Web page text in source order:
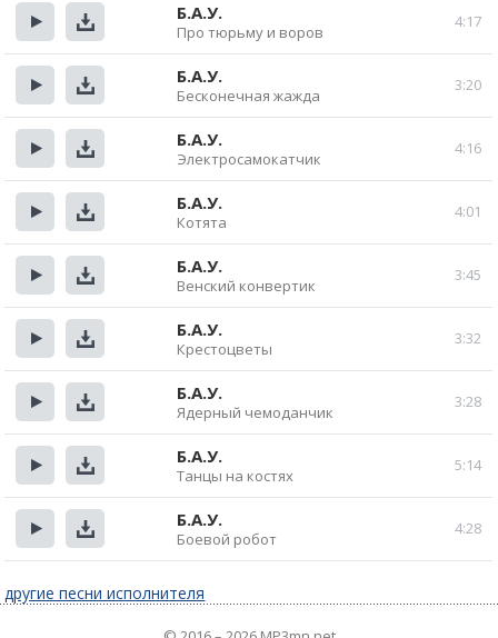
Прослушать
Скачать
4:17
Б.А.У.
Про тюрьму и воров
Прослушать
Скачать
3:20
Б.А.У.
Бесконечная жажда
Прослушать
Скачать
4:16
Б.А.У.
Электросамокатчик
Прослушать
Скачать
4:01
Б.А.У.
Котята
Прослушать
Скачать
3:45
Б.А.У.
Венский конвертик
Прослушать
Скачать
3:32
Б.А.У.
Крестоцветы
Прослушать
Скачать
3:28
Б.А.У.
Ядерный чемоданчик
Прослушать
Скачать
5:14
Б.А.У.
Танцы на костях
Прослушать
Скачать
4:28
Б.А.У.
Боевой робот
другие песни исполнителя